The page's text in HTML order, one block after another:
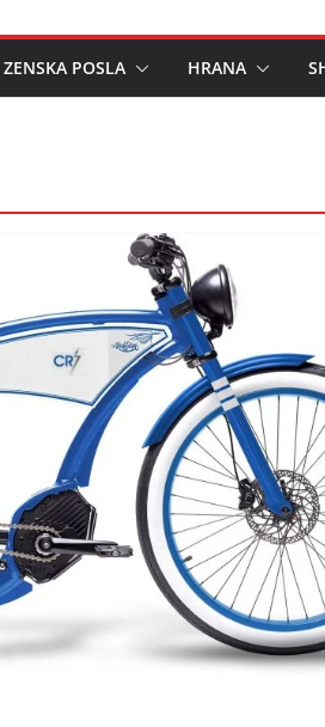
ZENSKA POSLA HRANA